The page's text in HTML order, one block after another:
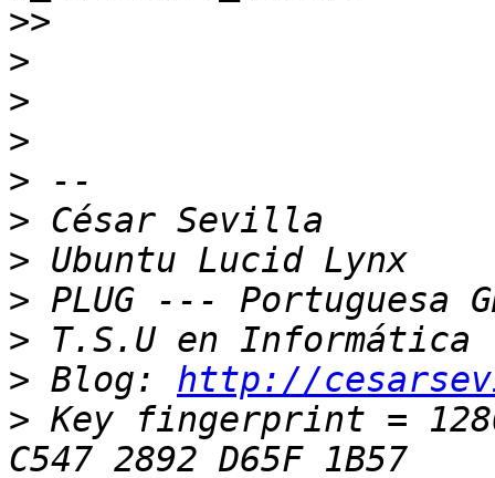
>>
>
>
>
>
>
>
>
>
> Blog: http://
> Key fingerprint = 1280